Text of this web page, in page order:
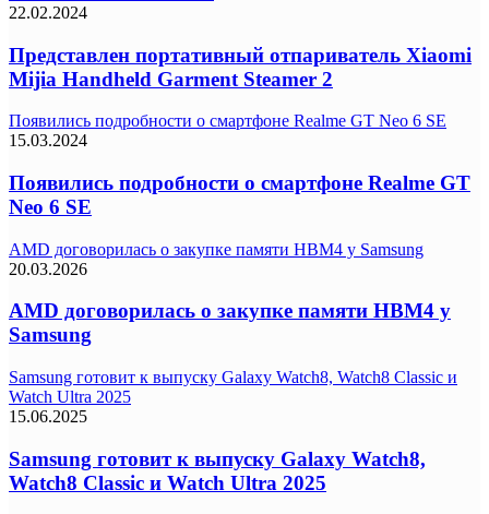
22.02.2024
Представлен портативный отпариватель Xiaomi
Mijia Handheld Garment Steamer 2
Появились подробности о смартфоне Realme GT Neo 6 SE
15.03.2024
Появились подробности о смартфоне Realme GT
Neo 6 SE
AMD договорилась о закупке памяти HBM4 у Samsung
20.03.2026
AMD договорилась о закупке памяти HBM4 у
Samsung
Samsung готовит к выпуску Galaxy Watch8, Watch8 Classic и
Watch Ultra 2025
15.06.2025
Samsung готовит к выпуску Galaxy Watch8,
Watch8 Classic и Watch Ultra 2025